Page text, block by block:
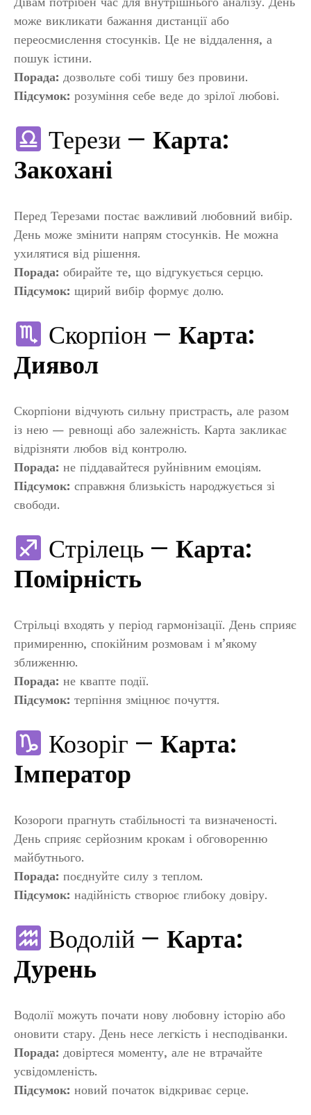
може викликати бажання дистанції або
переосмислення стосунків. Це не віддалення, а
пошук істини.
Порада: дозвольте собі тишу без провини.
Підсумок: розуміння себе веде до зрілої любові.
Терези —Карта:
Закохані
Перед Терезами постає важливий любовний вибір.
День може змінити напрям стосунків. Не можна
ухилятися від рішення.
Порада: обирайте те, що відгукується серцю.
Підсумок: щирий вибір формує долю.
Скорпіон —Карта:
Диявол
Скорпіони відчують сильну пристрасть, але разом
із нею — ревнощі або залежність. Карта закликає
відрізняти любов від контролю.
Порада: не піддавайтеся руйнівним емоціям.
Підсумок: справжня близькість народжується зі
свободи.
Стрілець —Карта:
Помірність
Стрільці входять у період гармонізації. День сприяє
примиренню, спокійним розмовам і м’якому
зближенню.
Порада: не квапте події.
Підсумок: терпіння зміцнює почуття.
Козоріг —Карта:
Імператор
Козороги прагнуть стабільності та визначеності.
День сприяє серйозним крокам і обговоренню
майбутнього.
Порада: поєднуйте силу з теплом.
Підсумок: надійність створює глибоку довіру.
Водолій —Карта:
Дурень
Водолії можуть почати нову любовну історію або
оновити стару. День несе легкість і несподіванки.
Порада: довіртеся моменту, але не втрачайте
усвідомленість.
Підсумок: новий початок відкриває серце.